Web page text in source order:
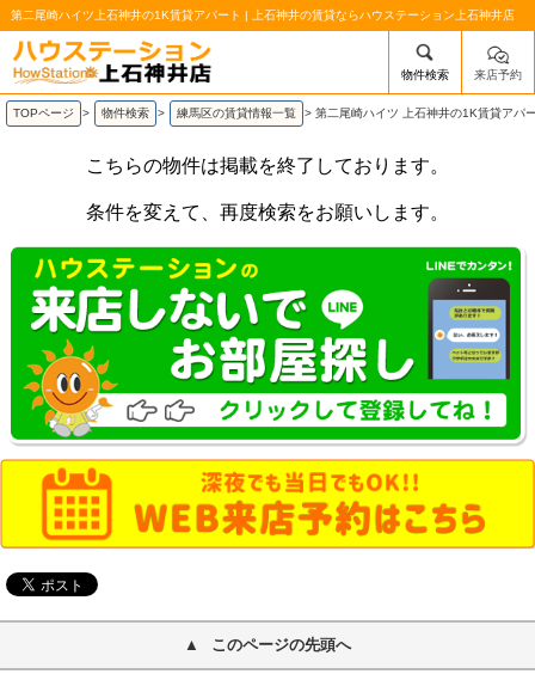
第二尾崎ハイツ上石神井の1K賃貸アパート | 上石神井の賃貸ならハウステーション上石神井店
/mobile_img/head-logo.png
物件検索 来店予約
TOPページ > 物件検索 > 練馬区の賃貸情報一覧 > 第二尾崎ハイツ 上石神井の1K賃貸アパ
こちらの物件は掲載を終了しております。
条件を変えて、再度検索をお願いします。
このページの先頭へ